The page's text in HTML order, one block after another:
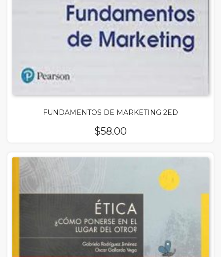
FUNDAMENTOS DE MARKETING 2ED
$58.00